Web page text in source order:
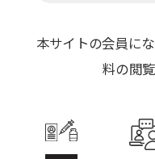
本サイトの会員に
料の閲